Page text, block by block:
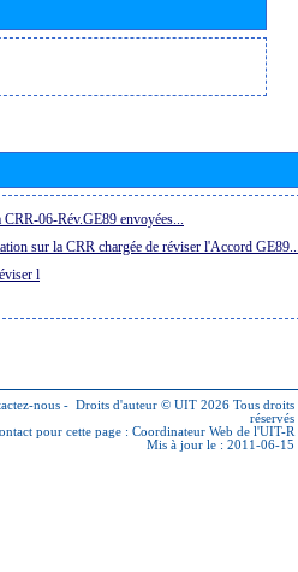
06-Rév.GE89 envoyées...
sur la CRR chargée de réviser l'Accord
l
nous - Droits d'auteur © UIT 2026 Tous droits
réservés
pour cette page : Coordinateur Web de l'UIT-R
Mis à jour le : 2011-06-15